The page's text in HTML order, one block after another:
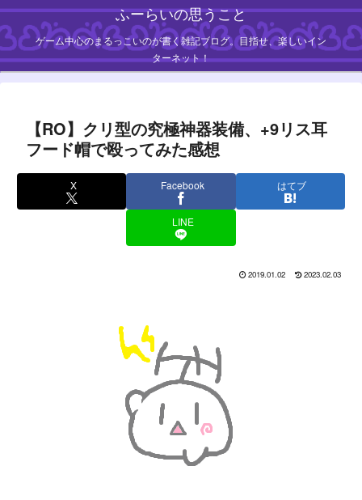
ふーらいの思うこと
ゲーム中心のまるっこいのが書く雑記ブログ。目指せ、楽しいイン
ターネット！
【RO】クリ型の究極神器装備、+9リス耳
フード帽で殴ってみた感想
X Facebook はてブ
LINE
2019.01.02 2023.02.03